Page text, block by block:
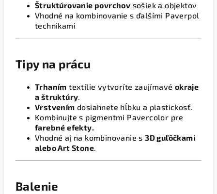
Štruktúrovanie povrchov sošiek a objektov
Vhodné na kombinovanie s ďalšími Paverpol
technikami
Tipy na prácu
Trhaním textílie vytvoríte zaujímavé okraje
a štruktúry.
Vrstvením dosiahnete hĺbku a plastickosť.
Kombinujte s pigmentmi Pavercolor pre
farebné efekty.
Vhodné aj na kombinovanie s3D guľôčkami
alebo Art Stone.
Balenie